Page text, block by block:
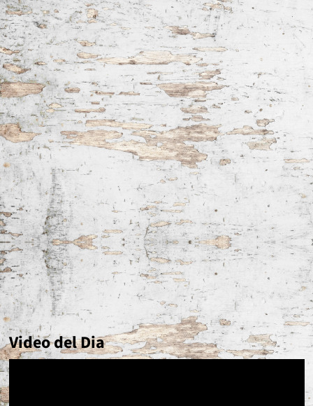
Video del Dia